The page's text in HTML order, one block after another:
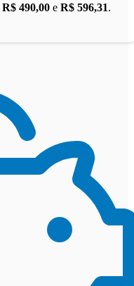
R$ 490,00 e R$ 596,31.